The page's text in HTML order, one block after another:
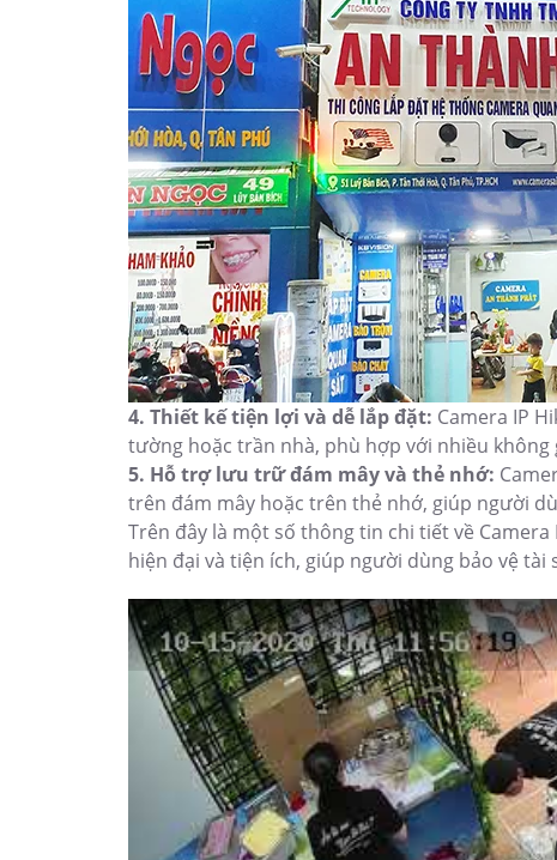
4. Thiết kế tiện lợi và dễ lắp đặt: Camera IP
tường hoặc trần nhà, phù hợp với nhiều không
5. Hỗ trợ lưu trữ đám mây và thẻ nhớ:
trên đám mây hoặc trên thẻ nhớ, giúp người
Trên đây là một số thông tin chi tiết về
hiện đại và tiện ích, giúp người dùng bảo vệ tài